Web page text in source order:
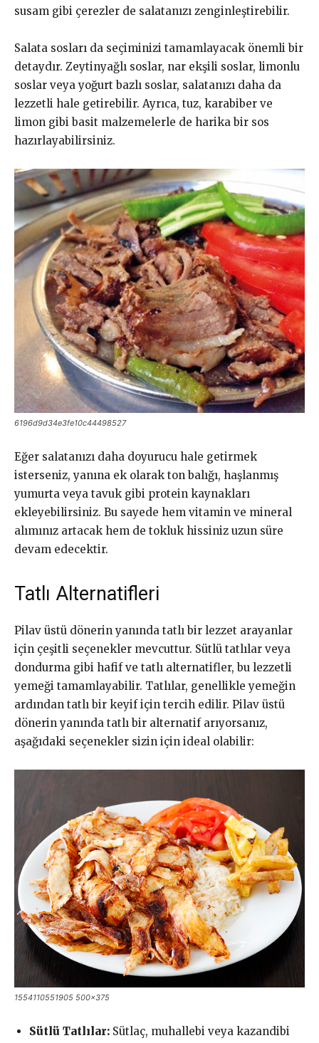
susam gibi çerezler de salatanızı zenginleştirebilir.
Salata sosları da seçiminizi tamamlayacak önemli bir
detaydır. Zeytinyağlı soslar, nar ekşili soslar, limonlu
soslar veya yoğurt bazlı soslar, salatanızı daha da
lezzetli hale getirebilir. Ayrıca, tuz, karabiber ve
limon gibi basit malzemelerle de harika bir sos
hazırlayabilirsiniz.
6196d9d34e3fe10c44498527
Eğer salatanızı daha doyurucu hale getirmek
isterseniz, yanına ek olarak ton balığı, haşlanmış
yumurta veya tavuk gibi protein kaynakları
ekleyebilirsiniz. Bu sayede hem vitamin ve mineral
alımınız artacak hem de tokluk hissiniz uzun süre
devam edecektir.
Tatlı Alternatifleri
Pilav üstü dönerin yanında tatlı bir lezzet arayanlar
için çeşitli seçenekler mevcuttur. Sütlü tatlılar veya
dondurma gibi hafif ve tatlı alternatifler, bu lezzetli
yemeği tamamlayabilir. Tatlılar, genellikle yemeğin
ardından tatlı bir keyif için tercih edilir. Pilav üstü
dönerin yanında tatlı bir alternatif arıyorsanız,
aşağıdaki seçenekler sizin için ideal olabilir:
1554110551905 500×375
Sütlü Tatlılar: Sütlaç, muhallebi veya kazandibi